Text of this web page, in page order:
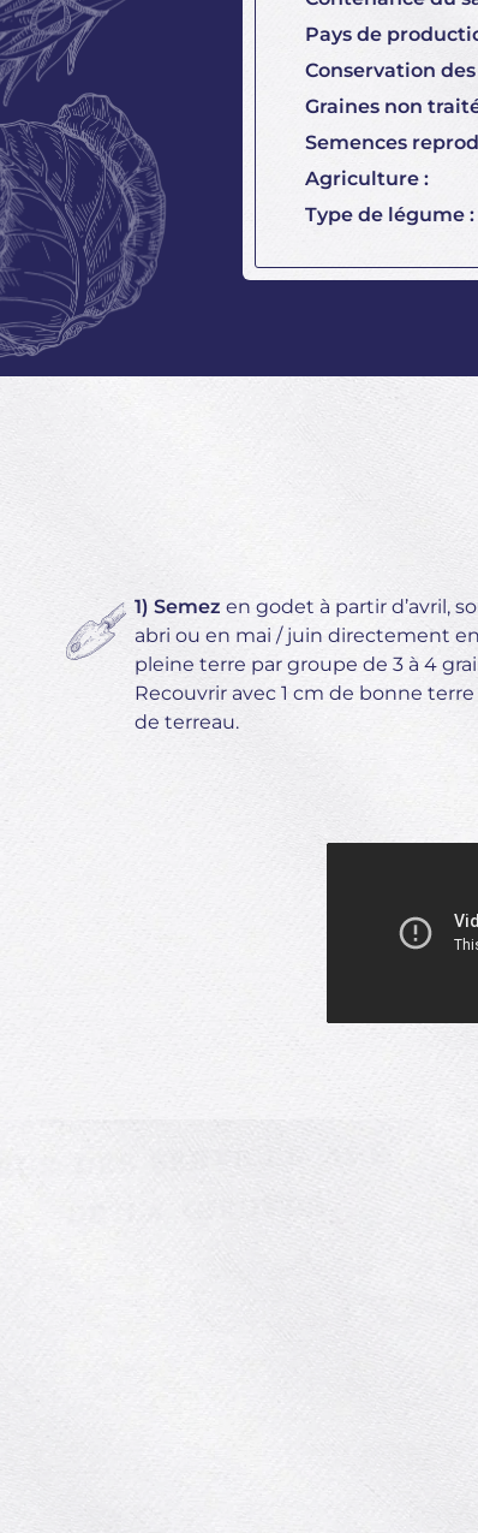
Pays de
Conservation
Graines non
Semences
Agriculture :
Type de légume :
1) Semez en godet à partir d’avril,
abri ou en mai / juin directement en
pleine terre par groupe de 3 à 4
Recouvrir avec 1 cm de bonne terre
de terreau.